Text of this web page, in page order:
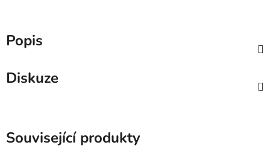
Popis
Diskuze
Související produkty